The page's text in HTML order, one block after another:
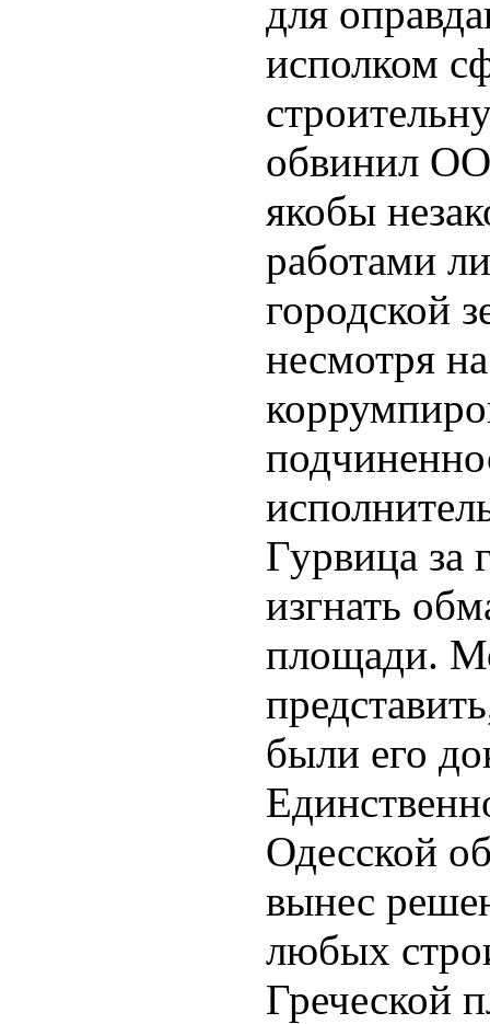
для
исполком
обвинил
якобы
работами
городской
несмотря
Гурвица за
изгнать
площади.
были его
Одесской
вынес
любых
Греческой